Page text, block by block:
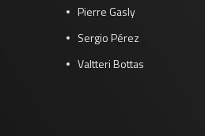
Pierre Gasly
Sergio Pérez
Valtteri Bottas